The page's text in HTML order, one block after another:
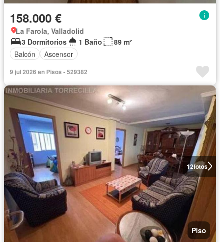
158.000 €
La Farola, Valladolid
3 Dormitorios
1 Baño
89 m²
Balcón
Ascensor
9 jul 2026 en Pisos - 529382
12fotos
Piso